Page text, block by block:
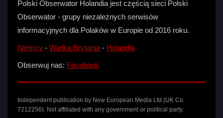
Polski Obserwator Holandia jest częścią sieci Polski
Obserwator - grupy niezależnych serwisów
informacyjnych dla Polaków w Europie od 2016 roku.
Niemcy - Wielka Brytania- Holandia
Obserwuj nas: Facebook
Independent publication by New European Media Ltd (UK Co.
7212256). Not affiliated with any government or political party.